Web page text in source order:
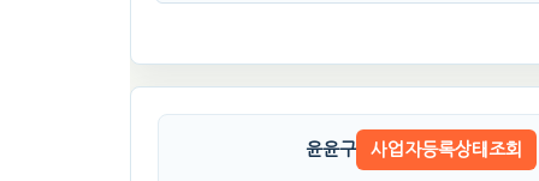
윤윤구 사업자등록상태조회